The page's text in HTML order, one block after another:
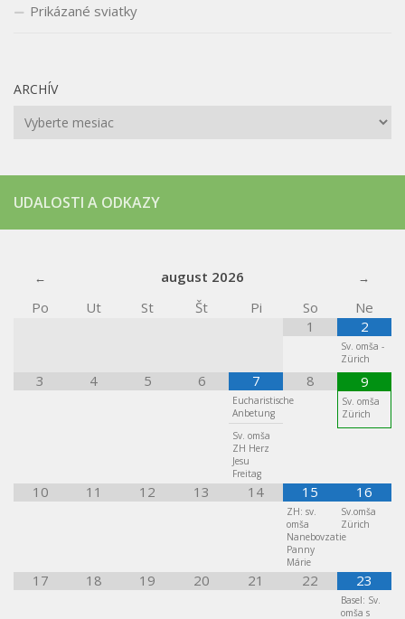
Prikázané sviatky
ARCHÍV
Archív
UDALOSTI A ODKAZY
august 2026
Po
Ut St Št Pi So
Ne
1
2
Sv. omša -
Zürich
3 4 5 6 7
Eucharistische
Anbetung
Sv. omša
ZH Herz
Jesu
Freitag
8 9
Sv. omša
Zürich
10 11 12 13 14 15
ZH: sv.
omša
Nanebovzatie
Panny
Márie
16
Sv.omša
Zürich
17 18 19 20 21 22 23
Basel: Sv.
omša s